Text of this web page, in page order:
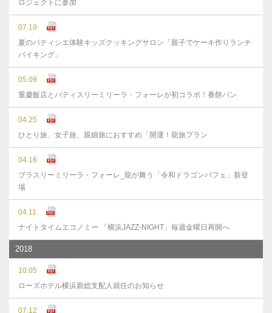
ロジェクトに参加
07.19
夏のパティシエ体験キッズクッキングサロン「親子でケーキ作りランチ
バイキング」
05.09
重慶飯店とパティスリーミリーラ・フォーレが初コラボ！番餅パン
04.25
ひとり旅、女子旅、親娘旅におすすめ「開運！龍旅プラン
04.16
ブラスリーミリーラ・フォーレ_龍が舞う「令和ドラゴンパフェ」新登
場
04.11
ナイトタイムエコノミー 「横浜JAZZ-NIGHT」毎週金曜日再開へ
2018
10.05
ローズホテル横浜新総支配人就任のお知らせ
07.12